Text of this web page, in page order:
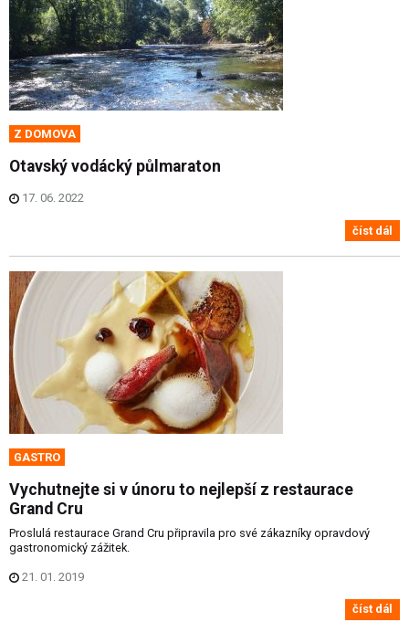
Z DOMOVA
Otavský vodácký půlmaraton
17. 06. 2022
číst dál
GASTRO
Vychutnejte si v únoru to nejlepší z restaurace
Grand Cru
Proslulá restaurace Grand Cru připravila pro své zákazníky opravdový
gastronomický zážitek.
21. 01. 2019
číst dál